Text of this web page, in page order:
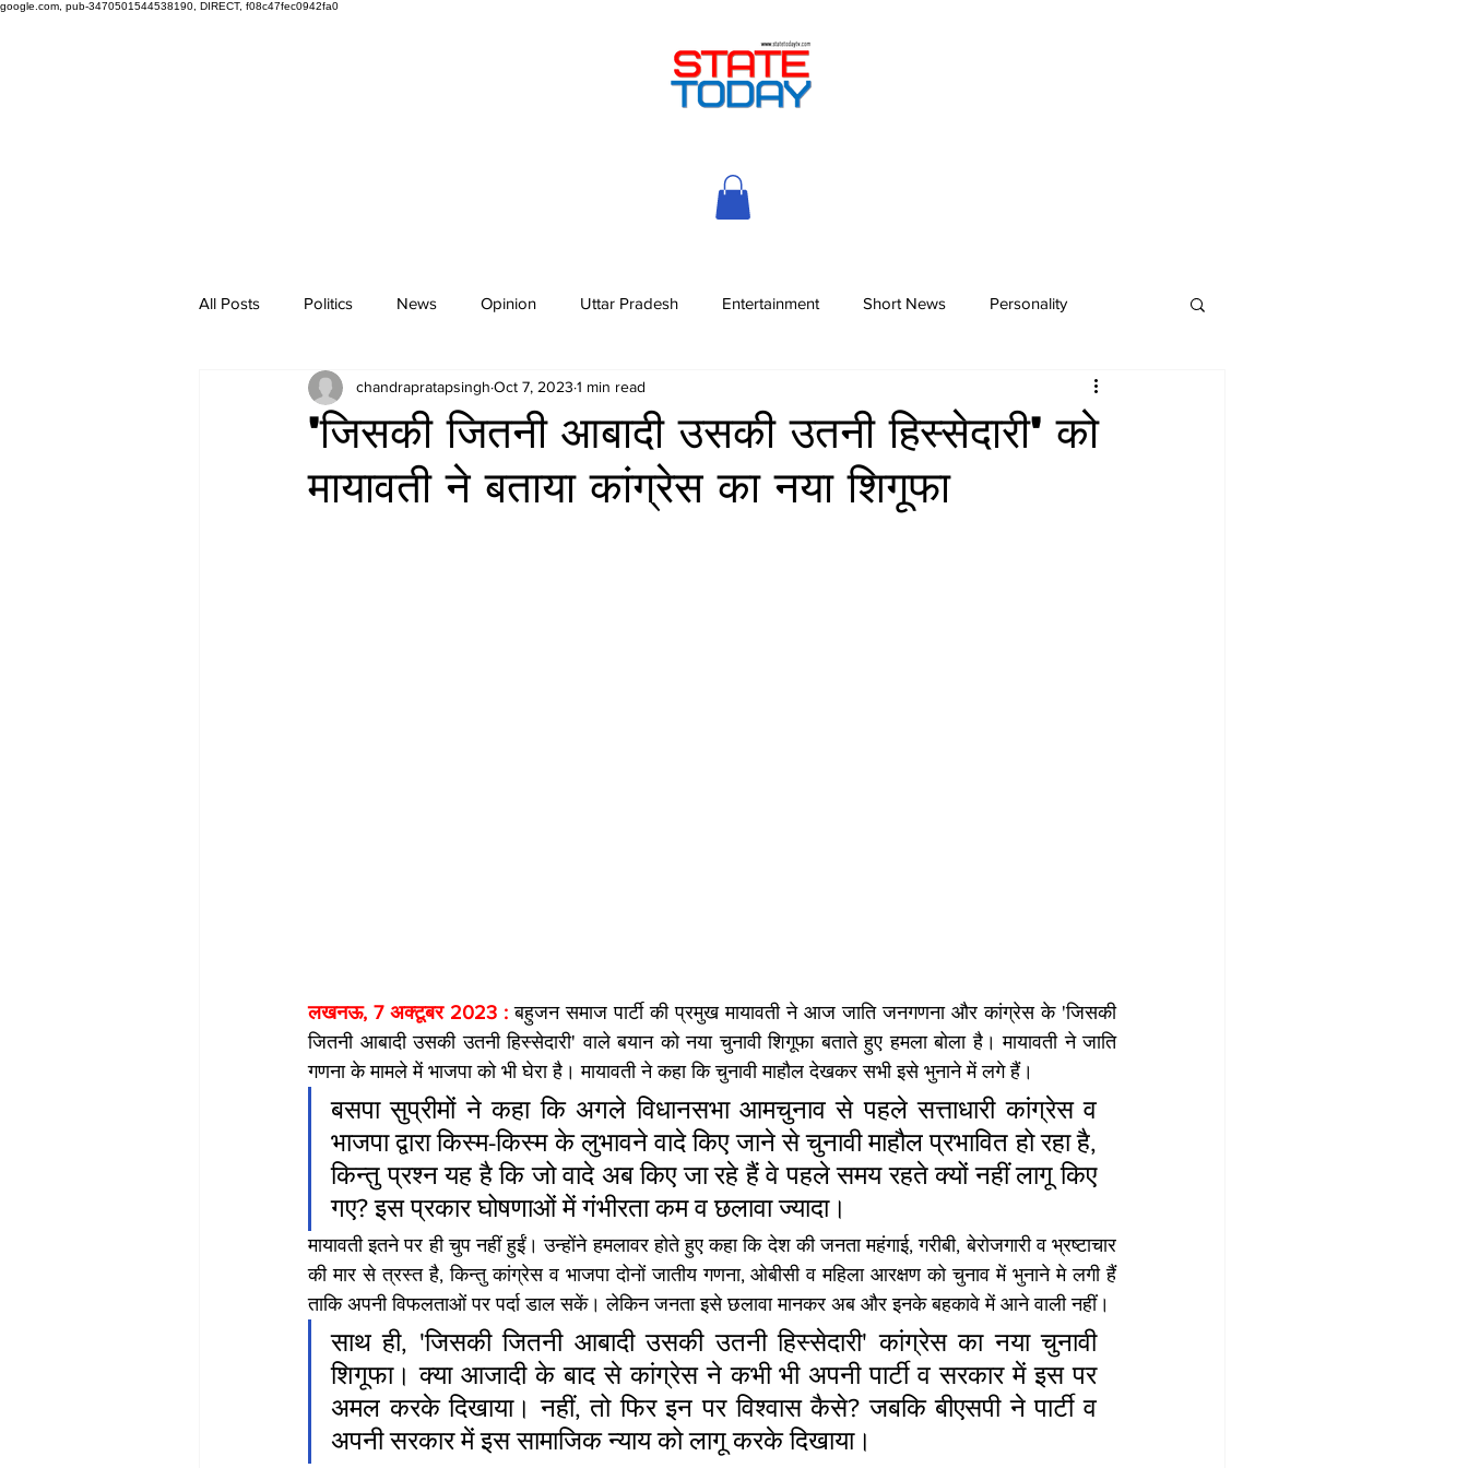
google.com, pub-3470501544538190, DIRECT, f08c47fec0942fa0
All Posts Politics News Opinion Uttar Pradesh Entertainment Short News Personality
'जिसकी जितनी आबादी उसकी उतनी हिस्सेदारी' को
मायावती ने बताया कांग्रेस का नया शिगूफा
chandrapratapsingh Oct 7, 2023 1 min read
लखनऊ, 7 अक्टूबर 2023 : बहुजन समाज पार्टी की प्रमुख मायावती ने आज जात‍ि जनगणना और कांग्रेस के 'जिसकी
जितनी आबादी उसकी उतनी हिस्सेदारी' वाले बयान को नया चुनावी श‍िगूफा बताते हुए हमला बोला है। मायावती ने जात‍ि
गणना के मामले में भाजपा को भी घेरा है। मायावती ने कहा क‍ि चुनावी माहौल देखकर सभी इसे भुनाने में लगे हैं।
बसपा सुप्रीमों ने कहा क‍ि अगले विधानसभा आमचुनाव से पहले सत्ताधारी कांग्रेस व
भाजपा द्वारा किस्म-किस्म के लुभावने वादे किए जाने से चुनावी माहौल प्रभावित हो रहा है,
किन्तु प्रश्न यह है कि जो वादे अब किए जा रहे हैं वे पहले समय रहते क्यों नहीं लागू किए
गए? इस प्रकार घोषणाओं में गंभीरता कम व छलावा ज्यादा।
मायावती इतने पर ही चुप नहीं हुईं। उन्‍होंने हमलावर होते हुए कहा क‍ि देश की जनता महंगाई, गरीबी, बेरोजगारी व भ्रष्टाचार
की मार से त्रस्त है, किन्तु कांग्रेस व भाजपा दोनों जातीय गणना, ओबीसी व महिला आरक्षण को चुनाव में भुनाने मे लगी हैं
ताकि अपनी विफलताओं पर पर्दा डाल सकें। लेकिन जनता इसे छलावा मानकर अब और इनके बहकावे में आने वाली नहीं।
साथ ही, 'जिसकी जितनी आबादी उसकी उतनी हिस्सेदारी' कांग्रेस का नया चुनावी
शिगूफा। क्या आजादी के बाद से कांग्रेस ने कभी भी अपनी पार्टी व सरकार में इस पर
अमल करके दिखाया। नहीं, तो फिर इन पर विश्वास कैसे? जबकि बीएसपी ने पार्टी व
अपनी सरकार में इस सामाजिक न्याय को लागू करके दिखाया।